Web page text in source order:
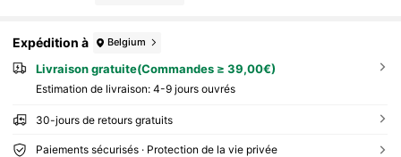
Expédition à Belgium
Livraison gratuite(Commandes ≥ 39,00€)
Estimation de livraison: 4-9 jours ouvrés
30-jours de retours gratuits
Paiements sécurisés · Protection de la vie privée